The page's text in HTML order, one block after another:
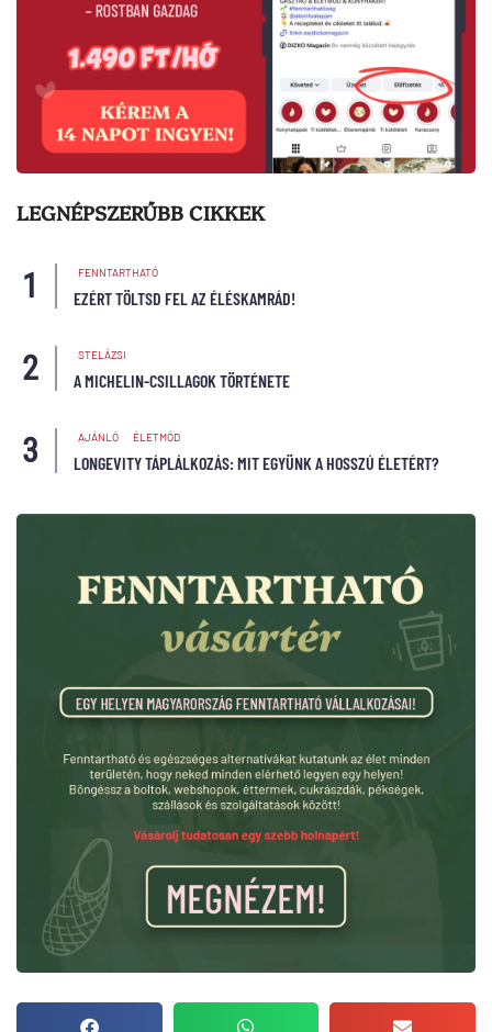
LEGNÉPSZERŰBB CIKKEK
FENNTARTHATÓ
EZÉRT TÖLTSD FEL AZ ÉLÉSKAMRÁD!
STELÁZSI
A MICHELIN-CSILLAGOK TÖRTÉNETE
AJÁNLÓ ÉLETMÓD
LONGEVITY TÁPLÁLKOZÁS: MIT EGYÜNK A HOSSZÚ ÉLETÉRT?